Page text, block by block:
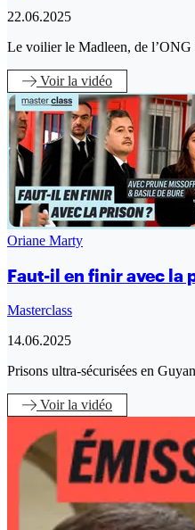
22.06.2025
Le voilier le Madleen, de
Voirla vidéo
Oriane Marty
Faut-il en finir avec la
Masterclass
14.06.2025
Prisons ultra-sécurisées en
Voirla vidéo